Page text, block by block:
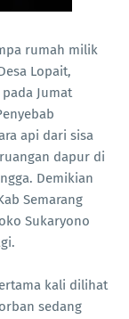
rumah milik
Lopait,
Jumat
api dari sisa
dapur di
Demikian
Semarang
Sukaryono
kali dilihat
sedang